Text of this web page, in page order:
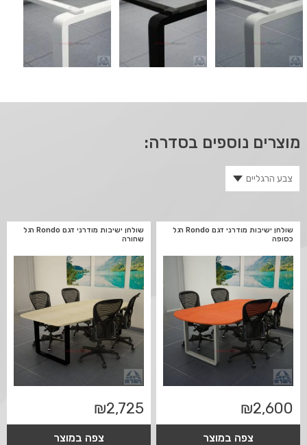
מוצרים נוספים בסדרה:
שולחן ישיבות מודרני דגם Rondo רגל
כסופה
₪2,600
צפה במוצר
שולחן ישיבות מודרני דגם Rondo רגל
שחורה
₪2,725
צפה במוצר